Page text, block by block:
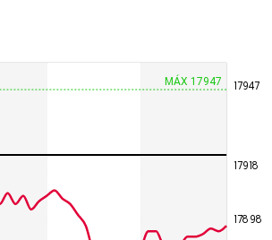
MÁX 17947
17898
17918
17947